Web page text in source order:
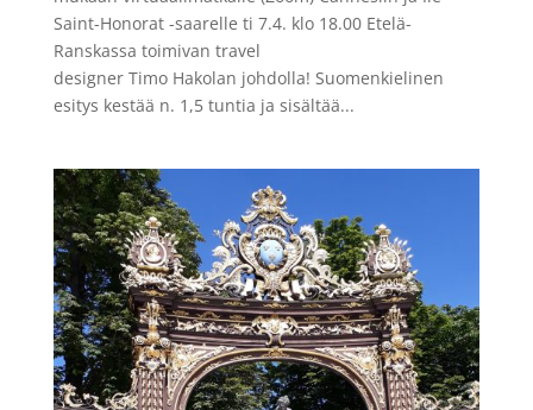
Saint-Honorat -saarelle ti 7.4. klo 18.00 Etelä-
Ranskassa toimivan travel
designer Timo Hakolan johdolla! Suomenkielinen
esitys kestää n. 1,5 tuntia ja sisältää...